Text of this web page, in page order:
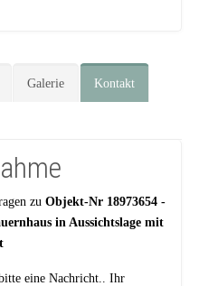
Galerie Kontakt
zu Objekt-Nr 18973654 -
in Aussichtslage mit
eine Nachricht.. Ihr